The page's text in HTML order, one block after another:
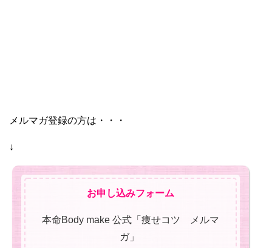
メルマガ登録の方は・・・
↓
お申し込みフォーム
本命Body make 公式「痩せコツ メルマ
ガ」